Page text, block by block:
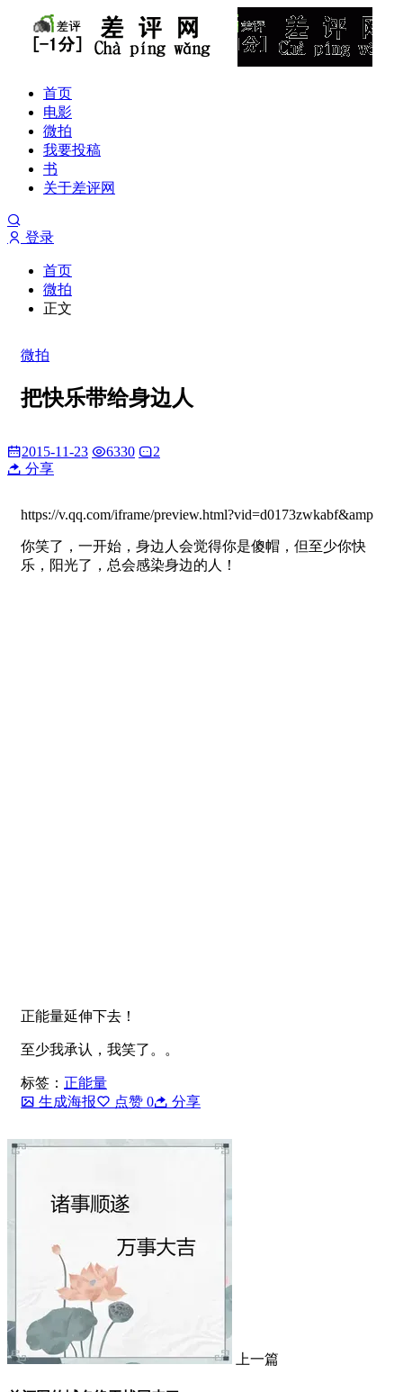
首页
电影
微拍
我要投稿
书
关于差评网
登录
首页
微拍
正文
微拍
把快乐带给身边人
2015-11-23 6330
2
分享
https://v.qq.com/iframe/preview.html?vid=d0173zwkabf&amp
你笑了，一开始，身边人会觉得你是傻帽，但至少你快
乐，阳光了，总会感染身边的人！
正能量延伸下去！
至少我承认，我笑了。。
标签： 正能量
生成海报
点赞 0 分享
上一篇